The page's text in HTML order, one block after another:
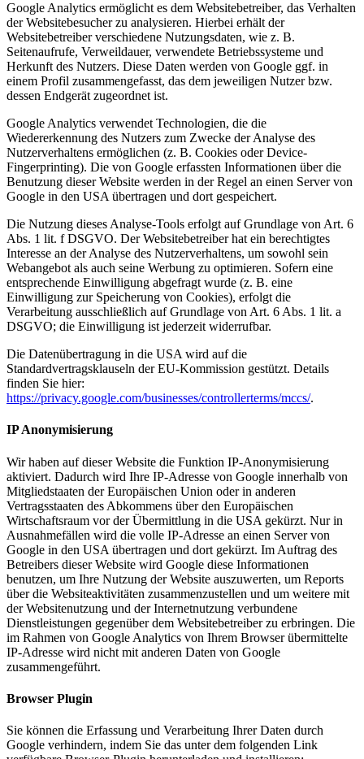
Google Analytics ermöglicht es dem Websitebetreiber, das Verhalten
der Websitebesucher zu analysieren. Hierbei erhält der
Websitebetreiber verschiedene Nutzungsdaten, wie z. B.
Seitenaufrufe, Verweildauer, verwendete Betriebssysteme und
Herkunft des Nutzers. Diese Daten werden von Google ggf. in
einem Profil zusammengefasst, das dem jeweiligen Nutzer bzw.
dessen Endgerät zugeordnet ist.
Google Analytics verwendet Technologien, die die
Wiedererkennung des Nutzers zum Zwecke der Analyse des
Nutzerverhaltens ermöglichen (z. B. Cookies oder Device-
Fingerprinting). Die von Google erfassten Informationen über die
Benutzung dieser Website werden in der Regel an einen Server von
Google in den USA übertragen und dort gespeichert.
Die Nutzung dieses Analyse-Tools erfolgt auf Grundlage von Art. 6
Abs. 1 lit. f DSGVO. Der Websitebetreiber hat ein berechtigtes
Interesse an der Analyse des Nutzerverhaltens, um sowohl sein
Webangebot als auch seine Werbung zu optimieren. Sofern eine
entsprechende Einwilligung abgefragt wurde (z. B. eine
Einwilligung zur Speicherung von Cookies), erfolgt die
Verarbeitung ausschließlich auf Grundlage von Art. 6 Abs. 1 lit. a
DSGVO; die Einwilligung ist jederzeit widerrufbar.
Die Datenübertragung in die USA wird auf die
Standardvertragsklauseln der EU-Kommission gestützt. Details
finden Sie hier:
https://privacy.google.com/businesses/controllerterms/mccs/.
IP Anonymisierung
Wir haben auf dieser Website die Funktion IP-Anonymisierung
aktiviert. Dadurch wird Ihre IP-Adresse von Google innerhalb von
Mitgliedstaaten der Europäischen Union oder in anderen
Vertragsstaaten des Abkommens über den Europäischen
Wirtschaftsraum vor der Übermittlung in die USA gekürzt. Nur in
Ausnahmefällen wird die volle IP-Adresse an einen Server von
Google in den USA übertragen und dort gekürzt. Im Auftrag des
Betreibers dieser Website wird Google diese Informationen
benutzen, um Ihre Nutzung der Website auszuwerten, um Reports
über die Websiteaktivitäten zusammenzustellen und um weitere mit
der Websitenutzung und der Internetnutzung verbundene
Dienstleistungen gegenüber dem Websitebetreiber zu erbringen. Die
im Rahmen von Google Analytics von Ihrem Browser übermittelte
IP-Adresse wird nicht mit anderen Daten von Google
zusammengeführt.
Browser Plugin
Sie können die Erfassung und Verarbeitung Ihrer Daten durch
Google verhindern, indem Sie das unter dem folgenden Link